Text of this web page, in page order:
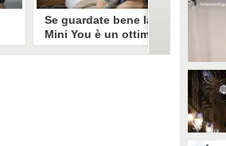
Se guardate bene la foto
Mini You è un ottimo modo
per regalare i dati
You, in cui si pubblica una foto da
bambini e una attuale, è una vera